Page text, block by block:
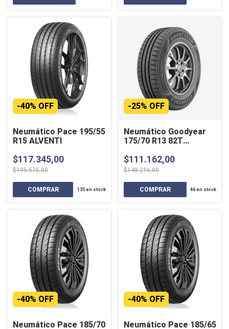
Neumático Pace 195/55
R15 ALVENTI
-40% OFF
$117.345,00
$195.575,00
135en stock
Neumático Goodyear
175/70 R13 82T
-25% OFF
$111.162,00
$148.216,00
46en stock
Neumático Pace 185/70
-40% OFF
Neumático Pace 185/65
-40% OFF